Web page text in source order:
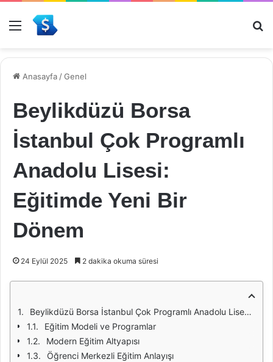
Menü
Anasayfa /Genel
Beylikdüzü Borsa
İstanbul Çok Programlı
Anadolu Lisesi:
Eğitimde Yeni Bir
Dönem
24 Eylül 2025 2 dakika okuma süresi
Beylikdüzü Borsa İstanbul Çok Programlı Anadolu Lisesi: Eğitimde Yeni Bir Dönem
Eğitim Modeli ve Programlar
Modern Eğitim Altyapısı
Öğrenci Merkezli Eğitim Anlayışı